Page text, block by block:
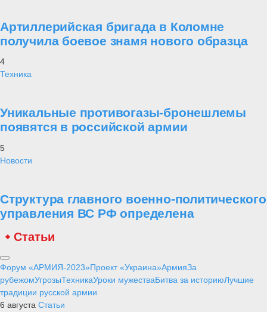
Артиллерийская бригада в Коломне
получила боевое знамя нового образца
4
Техника
Уникальные противогазы-бронешлемы
появятся в российской армии
5
Новости
Структура главного военно-политического
управления ВС РФ определена
Статьи
Форум «АРМИЯ-2023»Проект «Украина»АрмияЗа
рубежомУгрозыТехникаУроки мужестваБитва за историюЛучшие
традиции русской армии
6 августа Статьи